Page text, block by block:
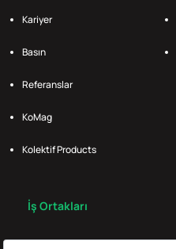
Kariyer
Basın
Referanslar
KoMag
Kolektif Products
İş Ortakları